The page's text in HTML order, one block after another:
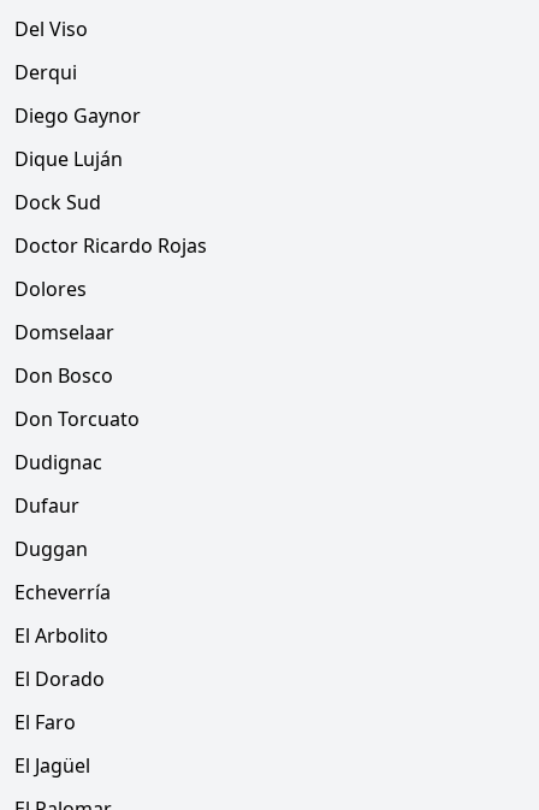
Del Viso
Derqui
Diego Gaynor
Dique Luján
Dock Sud
Doctor Ricardo Rojas
Dolores
Domselaar
Don Bosco
Don Torcuato
Dudignac
Dufaur
Duggan
Echeverría
El Arbolito
El Dorado
El Faro
El Jagüel